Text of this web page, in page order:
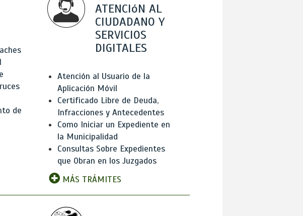
de
ATENCIóN AL
CIUDADANO Y
SERVICIOS
DIGITALES
Atención al Usuario de la
Aplicación Móvil
Certificado Libre de Deuda,
Infracciones y Antecedentes
Como Iniciar un Expediente en
la Municipalidad
Consultas Sobre Expedientes
que Obran en los Juzgados
MÁS TRÁMITES